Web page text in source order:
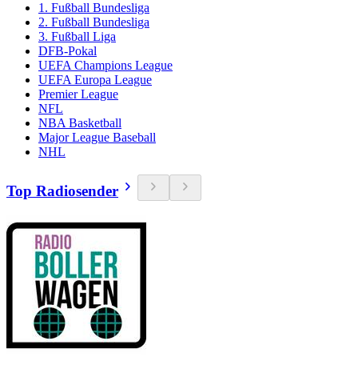
1. Fußball Bundesliga
2. Fußball Bundesliga
3. Fußball Liga
DFB-Pokal
UEFA Champions League
UEFA Europa League
Premier League
NFL
NBA Basketball
Major League Baseball
NHL
Top Radiosender